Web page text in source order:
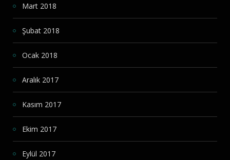
Mart 2018
Şubat 2018
Ocak 2018
Aralık 2017
Kasım 2017
Ekim 2017
Eylül 2017